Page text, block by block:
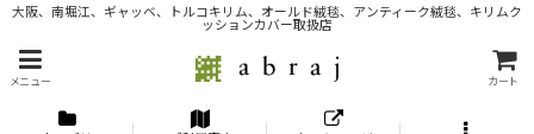
大阪、南堀江、ギャッベ、トルコキリム、オールド絨毯、アンティーク絨毯、キリムク
ッションカバー取扱店
メニュー カート